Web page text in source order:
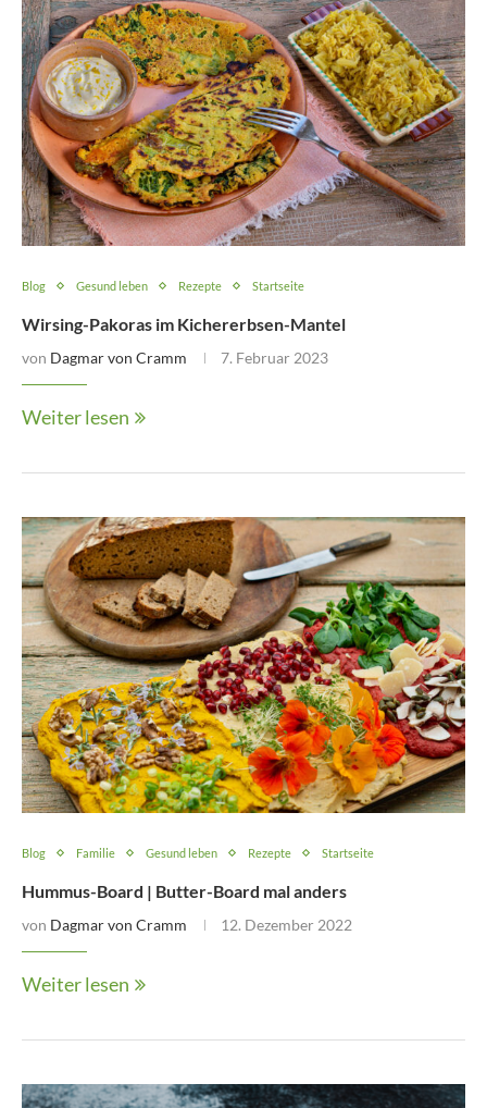
Blog Gesund leben Rezepte Startseite
Wirsing-Pakoras im Kichererbsen-Mantel
von Dagmar von Cramm 7. Februar 2023
Weiter lesen
Blog Familie Gesund leben Rezepte Startseite
Hummus-Board | Butter-Board mal anders
von Dagmar von Cramm 12. Dezember 2022
Weiter lesen